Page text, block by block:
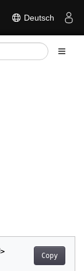
Deutsch
Copy
>